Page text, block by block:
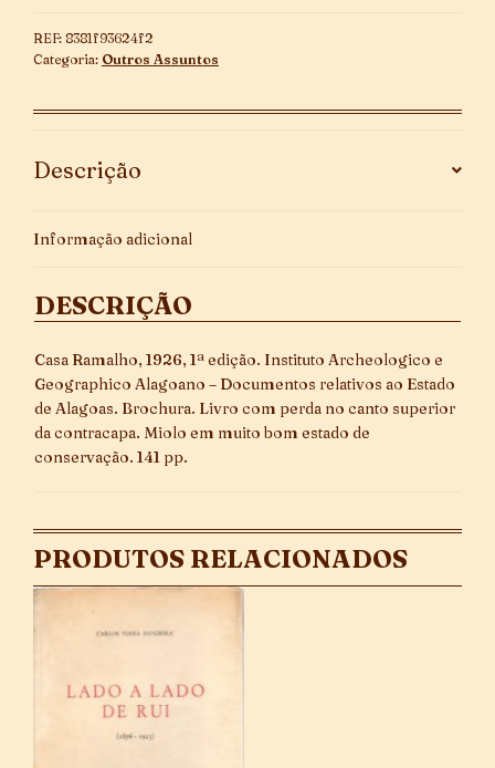
quantidade
REF: 8381f93624f2
Categoria: Outros Assuntos
Descrição
Informação adicional
DESCRIÇÃO
Casa Ramalho, 1926, 1ª edição. Instituto Archeologico e
Geographico Alagoano – Documentos relativos ao Estado
de Alagoas. Brochura. Livro com perda no canto superior
da contracapa. Miolo em muito bom estado de
conservação. 141 pp.
PRODUTOS RELACIONADOS